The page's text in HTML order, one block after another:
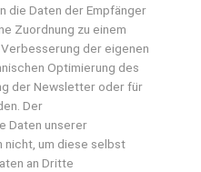
die Daten der Empfänger
Zuordnung zu einem
der eigenen
Optimierung des
der Newsletter oder für
Der
Daten unserer
um diese selbst
an Dritte